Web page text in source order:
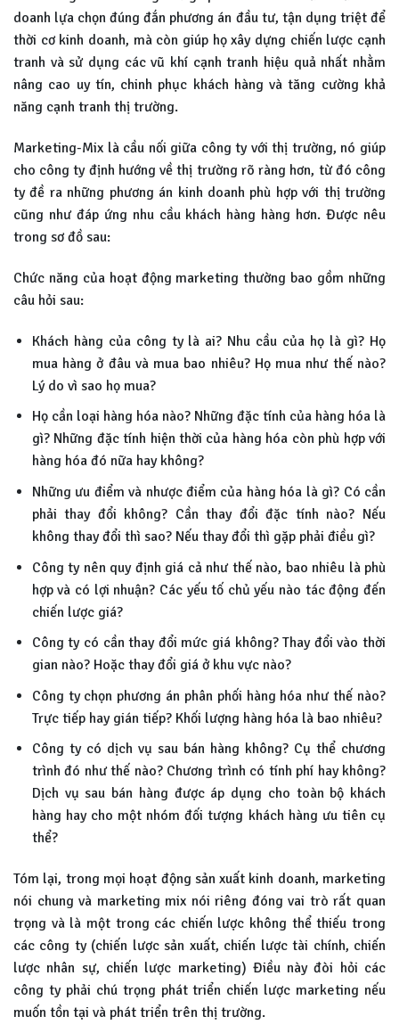
doanh lựa chọn đúng đắn phương án đầu tư, tận dụng triệt để
thời cơ kinh doanh, mà còn giúp họ xây dựng chiến lược cạnh
tranh và sử dụng các vũ khí cạnh tranh hiệu quả nhất nhằm
nâng cao uy tín, chinh phục khách hàng và tăng cường khả
năng cạnh tranh thị trường.
Marketing-Mix là cầu nối giữa công ty với thị trường, nó giúp
cho công ty định hướng về thị trường rõ ràng hơn, từ đó công
ty đề ra những phương án kinh doanh phù hợp với thị trường
cũng như đáp ứng nhu cầu khách hàng hàng hơn. Được nêu
trong sơ đồ sau:
Chức năng của hoạt động marketing thường bao gồm những
câu hỏi sau:
Khách hàng của công ty là ai? Nhu cầu của họ là gì? Họ
mua hàng ở đâu và mua bao nhiêu? Họ mua như thế nào?
Lý do vì sao họ mua?
Họ cần loại hàng hóa nào? Những đặc tính của hàng hóa là
gì? Những đặc tính hiện thời của hàng hóa còn phù hợp với
hàng hóa đó nữa hay không?
Những ưu điểm và nhược điểm của hàng hóa là gì? Có cần
phải thay đổi không? Cần thay đổi đặc tính nào? Nếu
không thay đổi thì sao? Nếu thay đổi thì gặp phải điều gì?
Công ty nên quy định giá cả như thế nào, bao nhiêu là phù
hợp và có lợi nhuận? Các yếu tố chủ yếu nào tác động đến
chiến lược giá?
Công ty có cần thay đổi mức giá không? Thay đổi vào thời
gian nào? Hoặc thay đổi giá ở khu vực nào?
Công ty chọn phương án phân phối hàng hóa như thế nào?
Trực tiếp hay gián tiếp? Khối lượng hàng hóa là bao nhiêu?
Công ty có dịch vụ sau bán hàng không? Cụ thể chương
trình đó như thế nào? Chương trình có tính phí hay không?
Dịch vụ sau bán hàng được áp dụng cho toàn bộ khách
hàng hay cho một nhóm đối tượng khách hàng ưu tiên cụ
thể?
Tóm lại, trong mọi hoạt động sản xuất kinh doanh, marketing
nói chung và marketing mix nói riêng đóng vai trò rất quan
trọng và là một trong các chiến lược không thể thiếu trong
các công ty (chiến lược sản xuất, chiến lược tài chính, chiến
lược nhân sự, chiến lược marketing) Điều này đòi hỏi các
công ty phải chú trọng phát triển chiến lược marketing nếu
muốn tồn tại và phát triển trên thị trường.